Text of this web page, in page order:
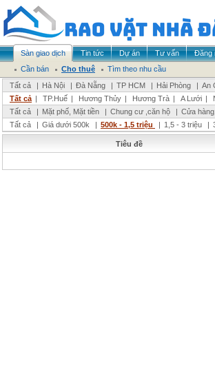
Sàn giao dịch Tin tức Dự án Tư vấn Đăng
Cần bán
Cho thuê
Tìm theo nhu cầu
Tất cả
| Hà Nội | Đà Nẵng | TP HCM | Hải Phòng | An
Tất cả | TP.Huế | Hương Thủy | Hương Trà | A Lưới |
Tất cả
| Mặt phố, Mặt tiền | Chung cư ,căn hộ | Cửa
Tất cả
| Giá dưới 500k | 500k - 1,5 triệu | 1,5 - 3 triệu |
Tiêu đề